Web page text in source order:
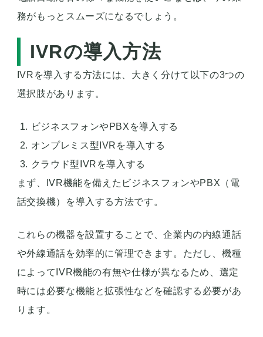
務がもっとスムーズになるでしょう。
IVRの導入方法
IVRを導入する方法には、大きく分けて以下の3つの
選択肢があります。
ビジネスフォンやPBXを導入する
オンプレミス型IVRを導入する
クラウド型IVRを導入する
まず、IVR機能を備えたビジネスフォンやPBX（電
話交換機）を導入する方法です。
これらの機器を設置することで、企業内の内線通話
や外線通話を効率的に管理できます。ただし、機種
によってIVR機能の有無や仕様が異なるため、選定
時には必要な機能と拡張性などを確認する必要があ
ります。